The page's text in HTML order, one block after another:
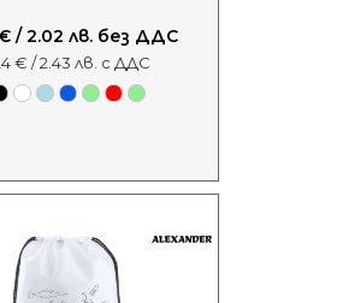
/ 2.02 лв. без ДДС
€ / 2.43 лв. с ДДС